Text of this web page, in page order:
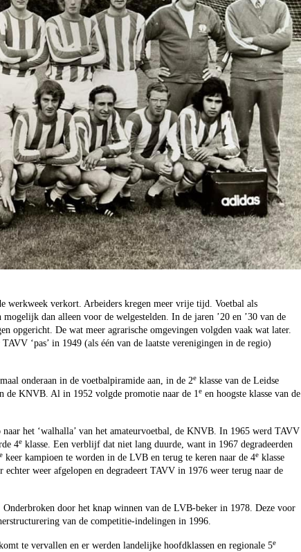
werkweek verkort. Arbeiders kregen meer vrije tijd. Voetbal als
dan alleen voor de welgestelden. In de jaren ’20 en ’30 van de
opgericht. De wat meer agrarische omgevingen volgden vaak wat later.
‘pas’ in 1949 (als één van de laatste verenigingen in de regio)
onderaan in de voetbalpiramide aan, in de 2e klasse van de Leidse
de KNVB. Al in 1952 volgde promotie naar de 1e en hoogste klasse van de
het ‘walhalla’ van het amateurvoetbal, de KNVB. In 1965 werd TAVV
4e klasse. Een verblijf dat niet lang duurde, want in 1967 degradeerden
e keer kampioen te worden in de LVB en terug te keren naar de 4e klasse
weer afgelopen en degradeert TAVV in 1976 weer terug naar de
door het knap winnen van de LVB-beker in 1978. Deze voor
van de competitie-indelingen in 1996.
te vervallen en er werden landelijke hoofdklassen en regionale 5e